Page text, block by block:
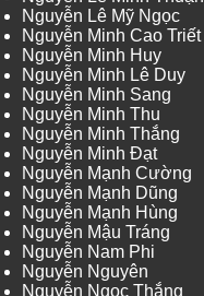
Nguyễn Lê Mỹ Ngọc
Nguyễn Minh Cao Triết
Nguyễn Minh Huy
Nguyễn Minh Lê Duy
Nguyễn Minh Sang
Nguyễn Minh Thu
Nguyễn Minh Thắng
Nguyễn Minh Đạt
Nguyễn Mạnh Cường
Nguyễn Mạnh Dũng
Nguyễn Mạnh Hùng
Nguyễn Mậu Tráng
Nguyễn Nam Phi
Nguyễn Nguyên
Nguyễn Ngọc Thắng